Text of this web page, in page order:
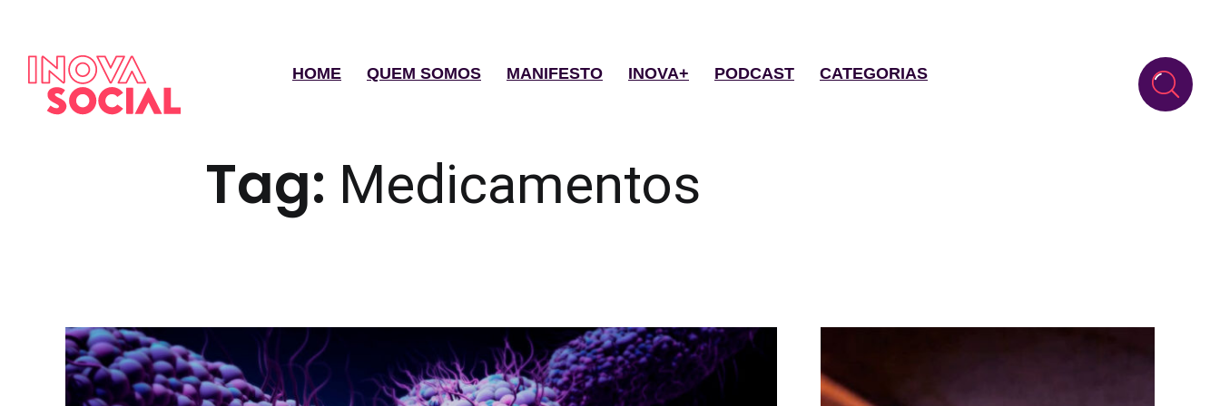
HOME QUEM SOMOS MANIFESTO INOVA+ PODCAST CATEGORIAS
Tag: Medicamentos